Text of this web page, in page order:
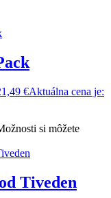
€Aktuálna cena je:
si môžete
Tiveden